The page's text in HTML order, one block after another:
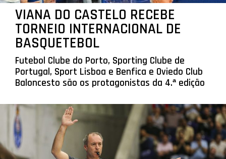
VIANA DO CASTELO RECEBE
TORNEIO INTERNACIONAL DE
BASQUETEBOL
Futebol Clube do Porto, Sporting Clube de
Portugal, Sport Lisboa e Benfica e Oviedo Club
Baloncesto são os protagonistas da 4.ª edição